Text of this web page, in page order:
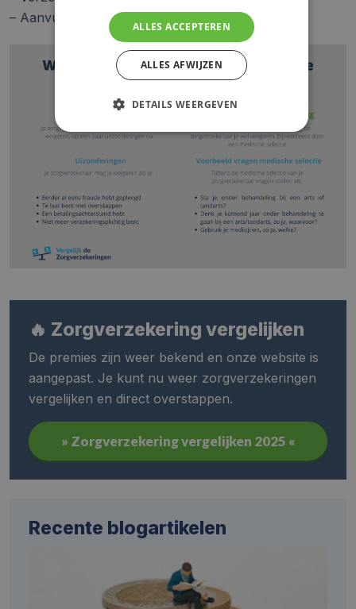
– Aanvullende
zwangerschapsverzekering
🔥 Zorgverzekering vergelijken
De premies zijn weer bekend en onze website is
aangepast. Je kunt nu weer zorgverzekeringen
vergelijken en direct overstappen.
» Zorgverzekering vergelijken 2025 «
Recente blogartikelen
ALLES ACCEPTEREN
ALLES AFWIJZEN
DETAILS WEERGEVEN